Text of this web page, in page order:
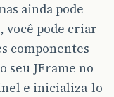
ainda pode
você pode criar
componentes
seu JFrame no
e inicializa-lo